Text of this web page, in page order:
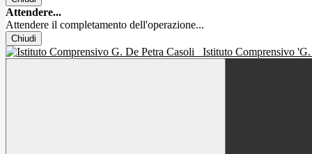
Attendere...
Attendere il completamento dell'operazione...
Chiudi
Istituto Comprensivo